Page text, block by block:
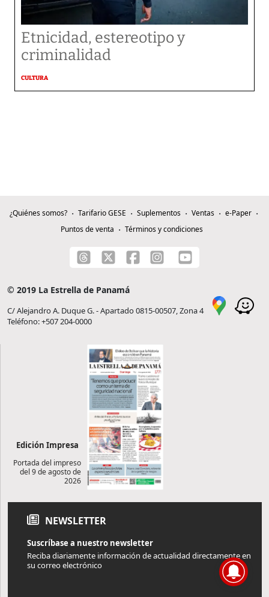
Etnicidad, estereotipo y
criminalidad
CULTURA
¿Quiénes somos? Tarifario GESE Suplementos Ventas
e-Paper
Puntos de venta
Términos y condiciones
© 2019 La Estrella de Panamá
C/ Alejandro A. Duque G. - Apartado 0815-00507, Zona 4
Teléfono: +507 204-0000
Edición Impresa
Portada del impreso
del 9 de agosto de
2026
NEWSLETTER
Suscríbase a nuestro newsletter
Reciba diariamente información de actualidad directamente en
su correo electrónico